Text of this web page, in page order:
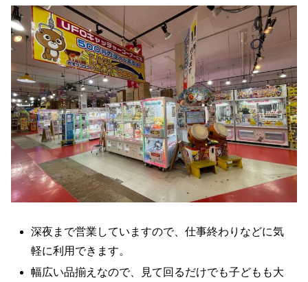
深夜まで営業していますので、仕事終わりなどに気
軽に利用できます。
幅広い品揃えなので、見て回るだけでも子どもも大